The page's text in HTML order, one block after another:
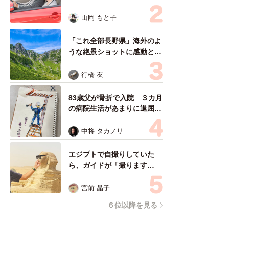
3泊4日の旅 パーキングの休
憩まで分刻み… 「大学生で
も組まねえよ！」
山岡 もと子
「これ全部長野県」海外のよ
うな絶景ショットに感動と反
響「離れてからいいところだ
ったんだって気づいた」
行橋 友
83歳父が骨折で入院 ３カ月
の病院生活があまりに退屈で
い！」→スケッチブックを見
た家族が仰天「これ、売れま
すよ…」
中将 タカノリ
エジプトで自撮りしていた
ら、ガイドが「撮ります
よ！」→ノリノリでポーズを
取っていたら……スマホを返
してもらえない 「日本人は
カモ代表かも」「私は6時間
宮前 晶子
６位以降を見る